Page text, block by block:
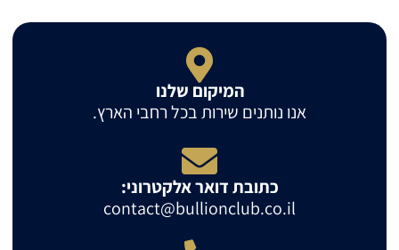
המיקום שלנו
אנו נותנים שירות בכל רחבי הארץ.
כתובת דואר אלקטרוני:
contact@bullionclub.co.il